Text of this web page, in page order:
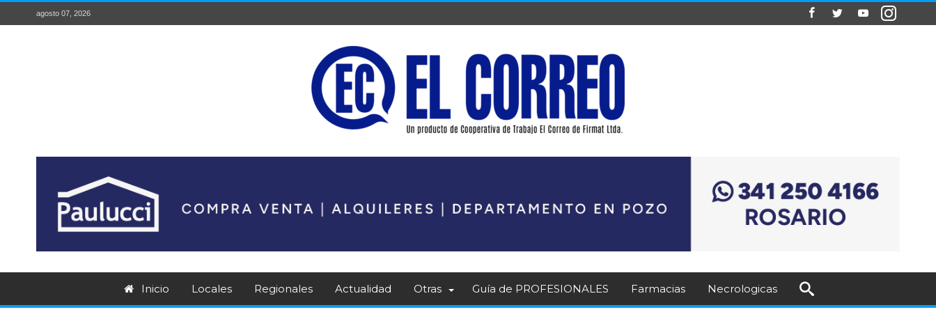
agosto 07, 2026
Inicio Locales Regionales Actualidad Otras Guía de PROFESIONALES Farmacias Necrologicas